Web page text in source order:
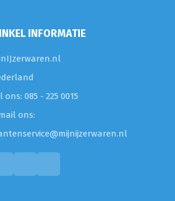
INFORMATIE
ons: 085 - 225 0015
ons: